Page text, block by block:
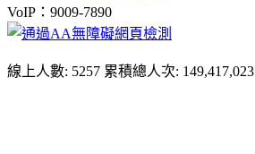
VoIP：9009-7890
線上人數: 5257 累積總人次: 149,417,023